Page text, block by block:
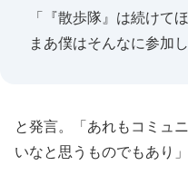
「『散歩隊』は続けて
まあ僕はそんなに参加
と発言。「あれもコミュ
いなと思うものでもあり